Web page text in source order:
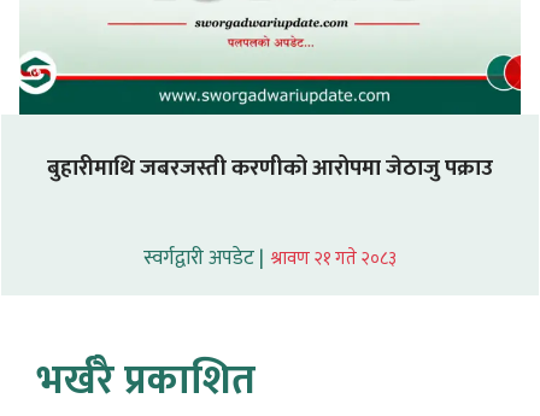
बुहारीमाथि जबरजस्ती करणीको आरोपमा जेठाजु पक्राउ
स्वर्गद्वारी अपडेट | श्रावण २१ गते २०८३
भर्खरै प्रकाशित